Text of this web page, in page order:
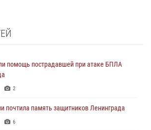
помощь пострадавшей при атаке БПЛА
2
почтила память защитников Ленинграда
6